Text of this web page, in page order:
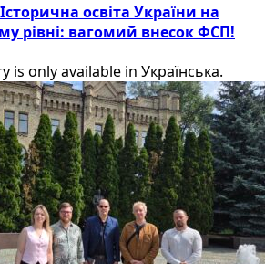
освіта України на
рівні: вагомий внесок ФСП!
is only available in Українська.